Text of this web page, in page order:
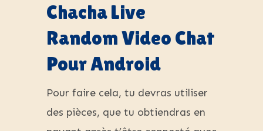
Chacha Live
Random Video Chat
Pour Android
Pour faire cela, tu devras utiliser
des pièces, que tu obtiendras en